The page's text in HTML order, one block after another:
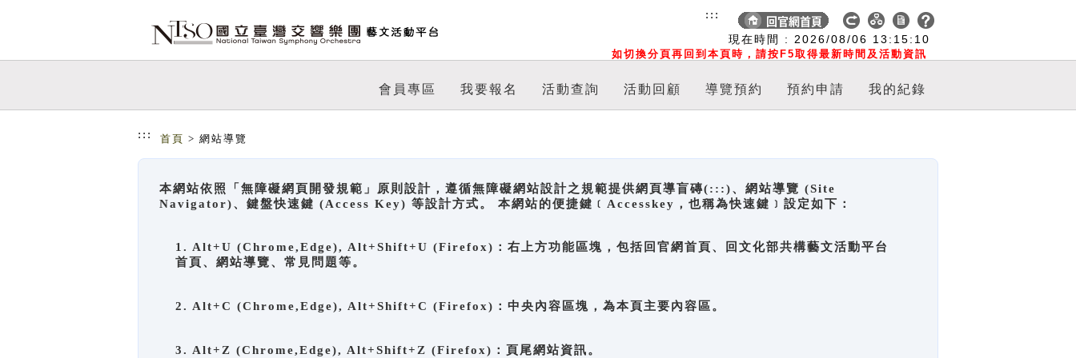
現在時間 : 2026/08/06 13:15:11
如切換分頁再回到本頁時，請按F5取得最新時間及活動資訊
:::
會員專區 我要報名 活動查詢 活動回顧 導覽預約 預約申請 我的紀錄
::: 首頁 > 網站導覽
本網站依照「無障礙網頁開發規範」原則設計，遵循無障礙網站設計之規範提供網頁導盲磚(:::)、網站導覽 (Site
Navigator)、鍵盤快速鍵 (Access Key) 等設計方式。 本網站的便捷鍵﹝Accesskey，也稱為快速鍵﹞設定如下：
1. Alt+U (Chrome,Edge), Alt+Shift+U (Firefox)：右上方功能區塊，包括回官網首頁、回文化部共構藝文活動平台
首頁、網站導覽、常見問題等。
2. Alt+C (Chrome,Edge), Alt+Shift+C (Firefox)：中央內容區塊，為本頁主要內容區。
3. Alt+Z (Chrome,Edge), Alt+Shift+Z (Firefox)：頁尾網站資訊。